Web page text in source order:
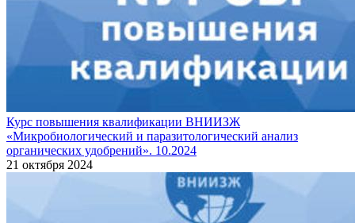
Курс повышения квалификации ВНИИЗЖ
«Микробиологический и паразитологический анализ
органических удобрений». 10.2024
21 октября 2024